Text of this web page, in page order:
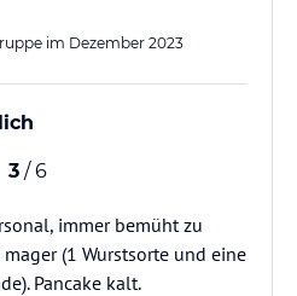
im Dezember 2023
3 / 6
immer bemüht zu
(1 Wurstsorte und eine
Pancake kalt.